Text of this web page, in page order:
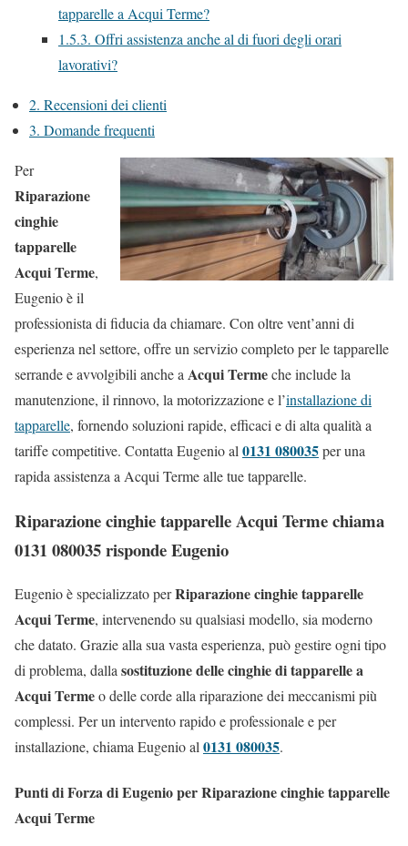
tapparelle a Acqui Terme?
1.5.3. Offri assistenza anche al di fuori degli orari
lavorativi?
2. Recensioni dei clienti
3. Domande frequenti
Per
Riparazione
cinghie
tapparelle
Acqui Terme,
Eugenio è il
professionista di fiducia da chiamare. Con oltre vent’anni di
esperienza nel settore, offre un servizio completo per le tapparelle
serrande e avvolgibili anche a Acqui Termeche include la
manutenzione, il rinnovo, la motorizzazione e l’installazione di
tapparelle, fornendo soluzioni rapide, efficaci e di alta qualità a
tariffe competitive. Contatta Eugenio al 0131 080035per una
rapida assistenza a Acqui Terme alle tue tapparelle.
Riparazione cinghie tapparelle Acqui Terme chiama
0131 080035 risponde Eugenio
Eugenio è specializzato perRiparazione cinghie tapparelle
Acqui Terme, intervenendo su qualsiasi modello, sia moderno
che datato. Grazie alla sua vasta esperienza, può gestire ogni tipo
di problema, dallasostituzione delle cinghie di tapparelle a
Acqui Termeo delle corde alla riparazione dei meccanismi più
complessi. Per un intervento rapido e professionale e per
installazione, chiama Eugenio al0131 080035.
Punti di Forza di Eugenio per Riparazione cinghie tapparelle
Acqui Terme